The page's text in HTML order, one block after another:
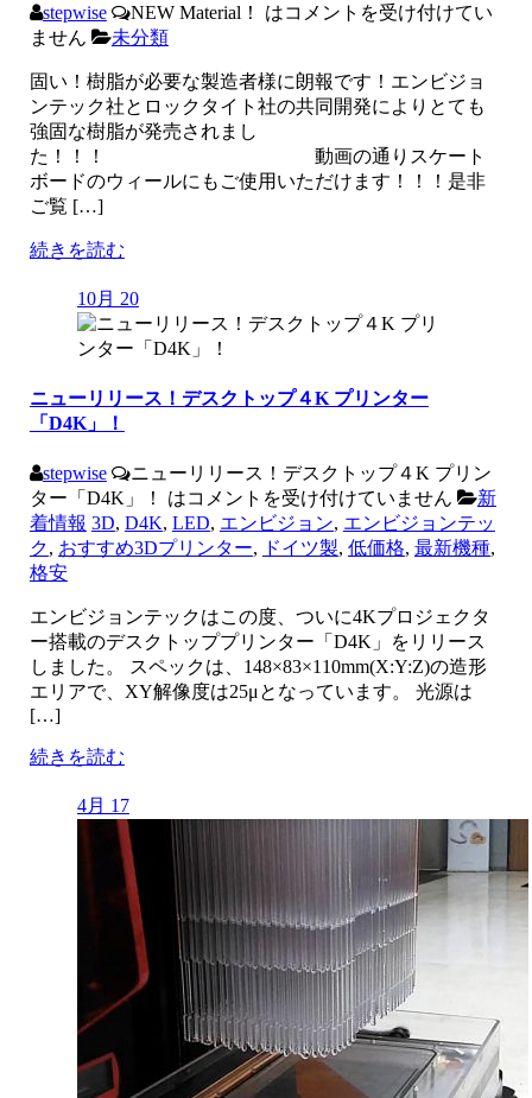
stepwise NEW Material！ はコメントを受け付けてい
ません
未分類
固い！樹脂が必要な製造者様に朗報です！エンビジョ
ンテック社とロックタイト社の共同開発によりとても
強固な樹脂が発売されまし
た！！！ 動画の通りスケート
ボードのウィールにもご使用いただけます！！！是非
ご覧 […]
続きを読む
10月 20
ニューリリース！デスクトップ４K プリンター
「D4K」！
stepwise
ニューリリース！デスクトップ４K プリン
ター「D4K」！ はコメントを受け付けていません
新
着情報 3D, D4K, LED, エンビジョン, エンビジョンテッ
ク, おすすめ3Dプリンター, ドイツ製, 低価格, 最新機種,
格安
エンビジョンテックはこの度、ついに4Kプロジェクタ
ー搭載のデスクトッププリンター「D4K」をリリース
しました。 スペックは、148×83×110mm(X:Y:Z)の造形
エリアで、XY解像度は25μとなっています。 光源は
[…]
続きを読む
4月 17